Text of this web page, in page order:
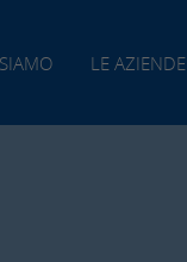
LE AZIENDE